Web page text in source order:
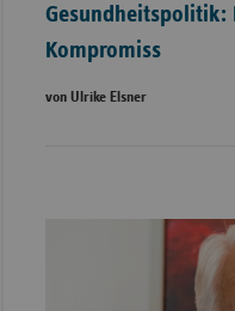
Gesundheitspolitik:
Kompromiss
von Ulrike Elsner